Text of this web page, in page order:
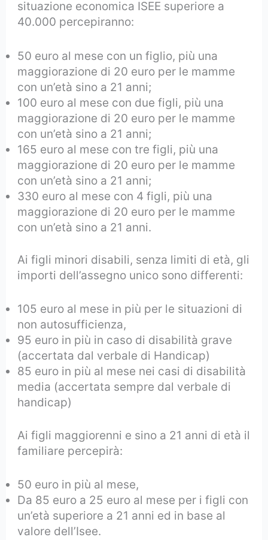
situazione economica ISEE superiore a
40.000 percepiranno:
50 euro al mese con un figlio, più una
maggiorazione di 20 euro per le mamme
con un’età sino a 21 anni;
100 euro al mese con due figli, più una
maggiorazione di 20 euro per le mamme
con un’età sino a 21 anni;
165 euro al mese con tre figli, più una
maggiorazione di 20 euro per le mamme
con un’età sino a 21 anni;
330 euro al mese con 4 figli, più una
maggiorazione di 20 euro per le mamme
con un’età sino a 21 anni.
Ai figli minori disabili, senza limiti di età, gli
importi dell’assegno unico sono differenti:
105 euro al mese in più per le situazioni di
non autosufficienza,
95 euro in più in caso di disabilità grave
(accertata dal verbale di Handicap)
85 euro in più al mese nei casi di disabilità
media (accertata sempre dal verbale di
handicap)
Ai figli maggiorenni e sino a 21 anni di età il
familiare percepirà:
50 euro in più al mese,
Da 85 euro a 25 euro al mese per i figli con
un’età superiore a 21 anni ed in base al
valore dell’Isee.